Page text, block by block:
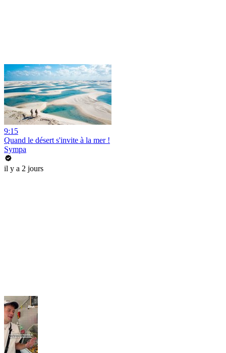
9:15
Quand le désert s'invite à la mer !
Sympa
il y a 2 jours